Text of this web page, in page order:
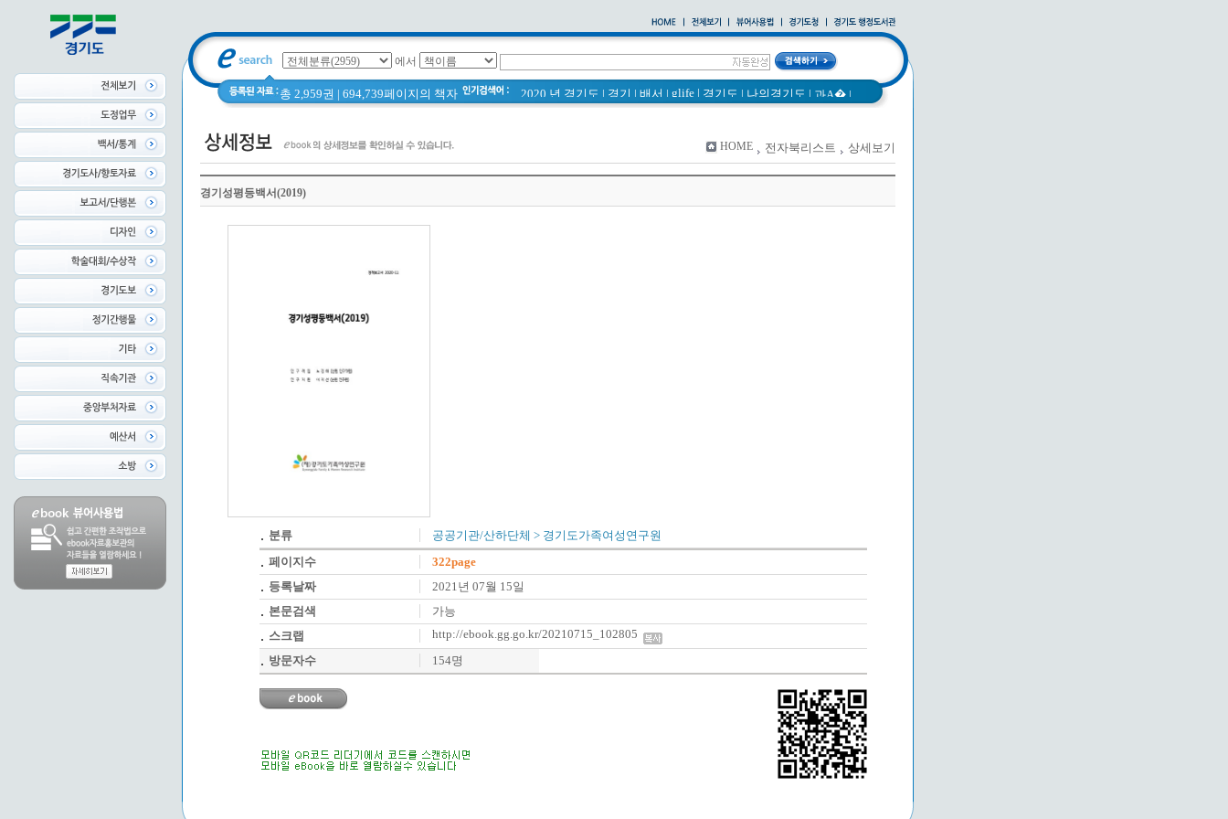
에서
총 2,959권 | 694,739페이지의 책자 2020 년 경기도 | 경기 | 배서 | glife | 경기도 | 나의경기도 | 과A� |
통계연보|
2021 경기도 공동주택 품질점검 사례집|경기도 바로알기|
공동주택|국토의 계획 및 이용에 관한 법률_질의 회신 사례집|
HOME 전자북리스트 상세보기
경기성평등백서(2019)
분류 공공기관/산하단체 > 경기도가족여성연구원
페이지수
322page
등록날짜
2021년 07월 15일
본문검색
가능
스크랩
http://ebook.gg.go.kr/20210715_102805
방문자수
154명